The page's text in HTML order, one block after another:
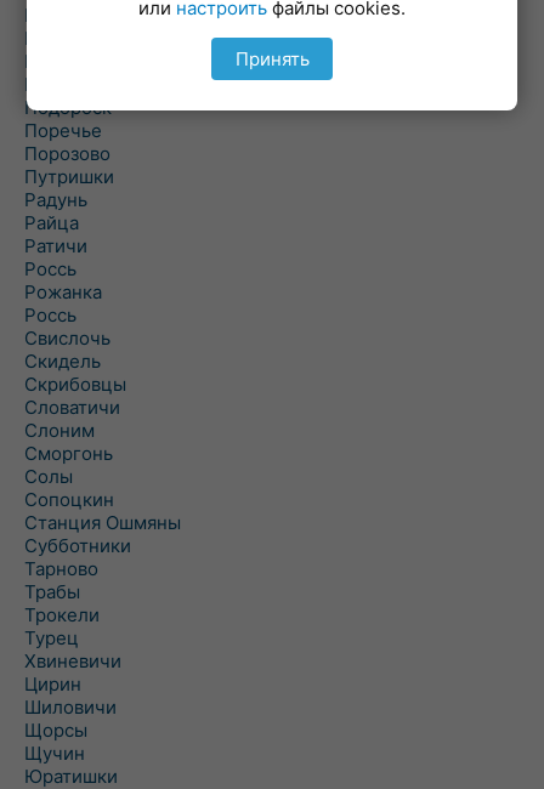
Погородно
Пограничный
Подлабенье
Подольцы
Подороск
Поречье
Порозово
Путришки
Радунь
Райца
Ратичи
Роcсь
Рожанка
Россь
Свислочь
Скидель
Скрибовцы
Словатичи
Слоним
Сморгонь
Солы
Сопоцкин
Станция Ошмяны
Субботники
Тарново
Трабы
Трокели
Турец
Хвиневичи
Цирин
Шиловичи
Щорсы
Щучин
Юратишки
или настроить файлы cookies.
Принять